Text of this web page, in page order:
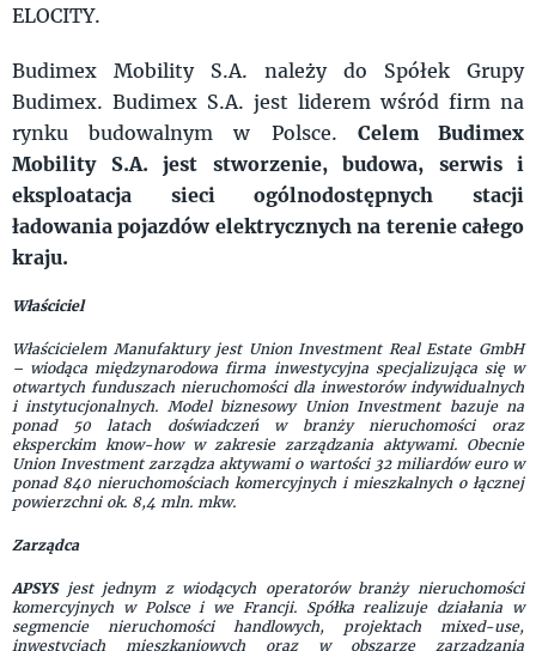
ELOCITY.
Budimex Mobility S.A. należy do Spółek Grupy
Budimex. Budimex S.A. jest liderem wśród firm na
rynku budowalnym w Polsce. Celem Budimex
Mobility S.A. jest stworzenie, budowa, serwis i
eksploatacja sieci ogólnodostępnych stacji
ładowania pojazdów elektrycznych na terenie całego
kraju.
Właściciel
Właścicielem Manufaktury jest Union Investment Real Estate GmbH
– wiodąca międzynarodowa firma inwestycyjna specjalizująca się w
otwartych funduszach nieruchomości dla inwestorów indywidualnych
i instytucjonalnych. Model biznesowy Union Investment bazuje na
ponad 50 latach doświadczeń w branży nieruchomości oraz
eksperckim know-how w zakresie zarządzania aktywami. Obecnie
Union Investment zarządza aktywami o wartości 32 miliardów euro w
ponad 840 nieruchomościach komercyjnych i mieszkalnych o łącznej
powierzchni ok. 8,4 mln. mkw.
Zarządca
APSYSjest jednym z wiodących operatorów branży nieruchomości
komercyjnych w Polsce i we Francji. Spółka realizuje działania w
segmencie nieruchomości handlowych, projektach mixed-use,
inwestycjach mieszkaniowych oraz w obszarze zarządzania